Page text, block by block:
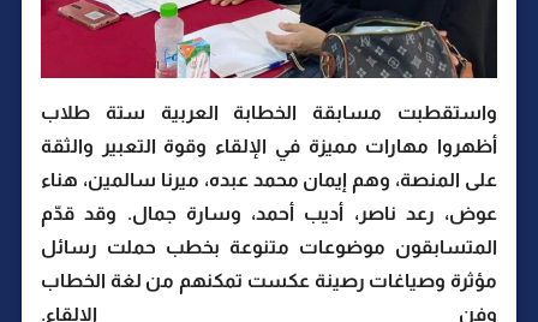
واستقطبت مسابقة الخطابة العربية ستة طلاب
أظهروا مهارات مميزة في الإلقاء وقوة التعبير والثقة
على المنصة، وهم إيمان محمد عبده، ميرنا سالمين، هناء
عوض، رعد ناصر، أديب أحمد، وسارة جمال. وقد قدّم
المتسابقون موضوعات متنوعة بخطب حملت رسائل
مؤثرة وصياغات رصينة عكست تمكنهم من لغة الخطاب
وفن الإلقاء.